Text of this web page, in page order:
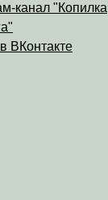
канал "Копилка
ВКонтакте